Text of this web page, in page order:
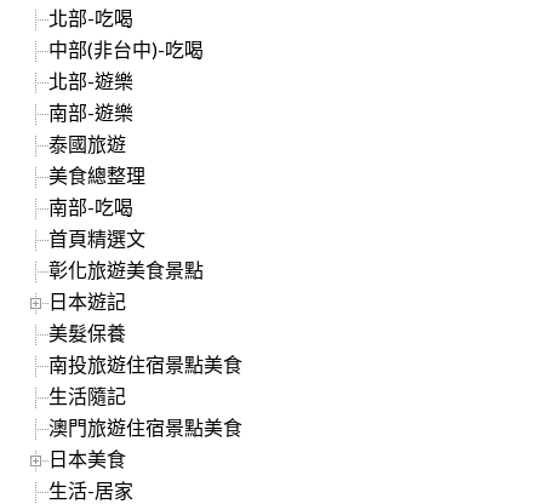
北部-吃喝
中部(非台中)-吃喝
北部-遊樂
南部-遊樂
泰國旅遊
美食總整理
南部-吃喝
首頁精選文
彰化旅遊美食景點
日本遊記
美髮保養
南投旅遊住宿景點美食
生活隨記
澳門旅遊住宿景點美食
日本美食
生活-居家